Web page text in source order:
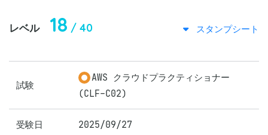
レベル 18 / 40 スタンプシート
試験
AWS クラウドプラクティショナー
(CLF-C02)
受験日 2025/09/27